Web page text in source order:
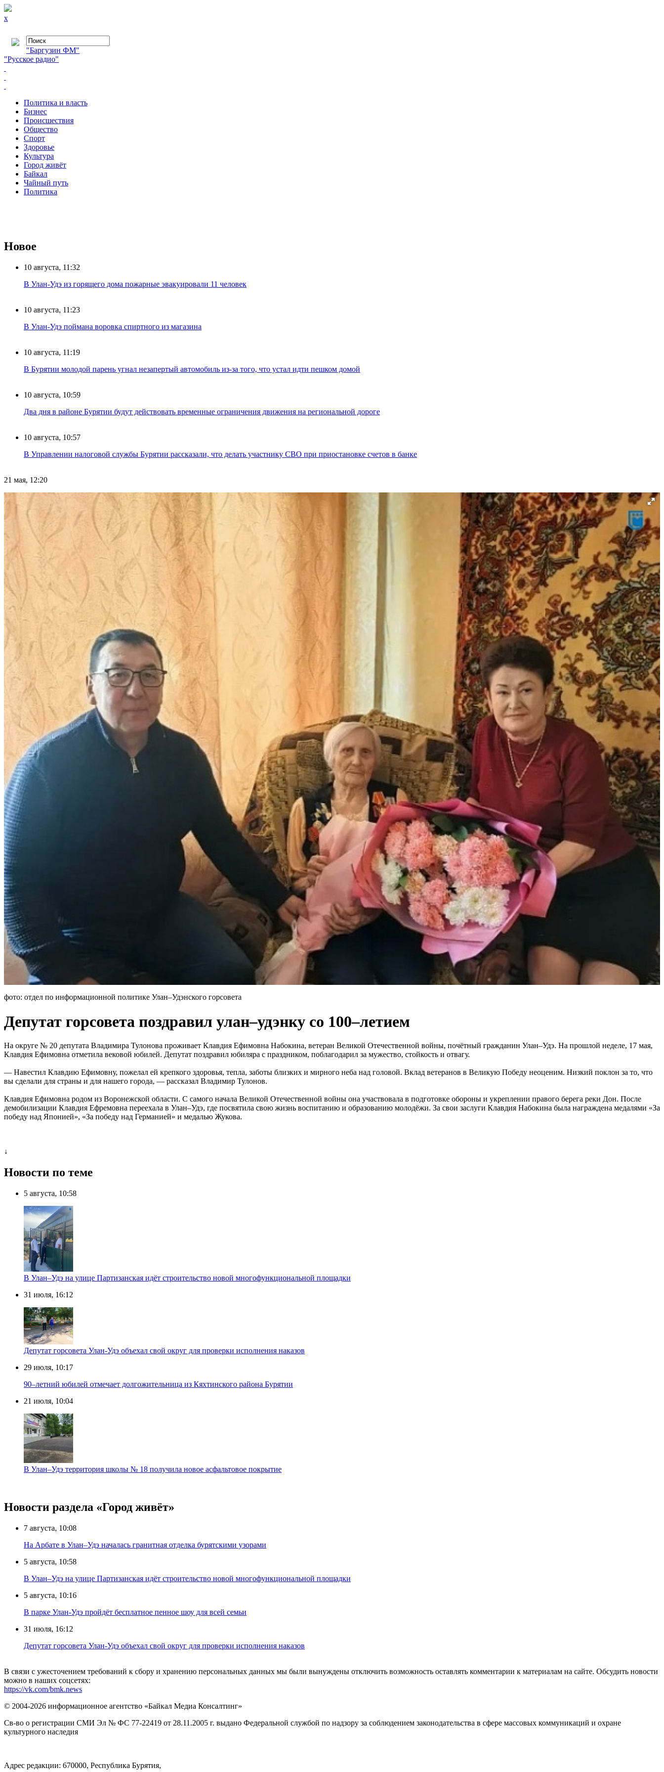
x
"Баргузин ФМ"
"Русское радио"
Политика и власть
Бизнес
Происшествия
Общество
Cпорт
Здоровье
Культура
Город живёт
Байкал
Чайный путь
Политика
Новое
10 августа, 11:32
В Улан-Удэ из горящего дома пожарные эвакуировали 11 человек
10 августа, 11:23
В Улан-Удэ поймана воровка спиртного из магазина
10 августа, 11:19
В Бурятии молодой парень угнал незапертый автомобиль из-за того, что устал идти пешком домой
10 августа, 10:59
Два дня в районе Бурятии будут действовать временные ограничения движения на региональной дороге
10 августа, 10:57
В Управлении налоговой службы Бурятии рассказали, что делать участнику СВО при приостановке счетов в банке
21 мая, 12:20
фото: отдел по информационной политике Улан–Удэнского горсовета
Депутат горсовета поздравил улан–удэнку со 100–летием
На округе № 20 депутата Владимира Тулонова проживает Клавдия Ефимовна Набокина, ветеран Великой Отечественной войны, почётный гражданин Улан–Удэ. На прошлой неделе, 17 мая,
Клавдия Ефимовна отметила вековой юбилей. Депутат поздравил юбиляра с праздником, поблагодарил за мужество, стойкость и отвагу.
— Навестил Клавдию Ефимовну, пожелал ей крепкого здоровья, тепла, заботы близких и мирного неба над головой. Вклад ветеранов в Великую Победу неоценим. Низкий поклон за то, что
вы сделали для страны и для нашего города, — рассказал Владимир Тулонов.
Клавдия Ефимовна родом из Воронежской области. С самого начала Великой Отечественной войны она участвовала в подготовке обороны и укреплении правого берега реки Дон. После
демобилизации Клавдия Ефремовна переехала в Улан–Удэ, где посвятила свою жизнь воспитанию и образованию молодёжи. За свои заслуги Клавдия Набокина была награждена медалями «За
победу над Японией», «За победу над Германией» и медалью Жукова.
↓
Новости по теме
5 августа, 10:58
В Улан–Удэ на улице Партизанская идёт строительство новой многофункциональной площадки
31 июля, 16:12
Депутат горсовета Улан-Удэ объехал свой округ для проверки исполнения наказов
29 июля, 10:17
90–летний юбилей отмечает долгожительница из Кяхтинского района Бурятии
21 июля, 10:04
В Улан–Удэ территория школы № 18 получила новое асфальтовое покрытие
Новости раздела «Город живёт»
7 августа, 10:08
На Арбате в Улан–Удэ началась гранитная отделка бурятскими узорами
5 августа, 10:58
В Улан–Удэ на улице Партизанская идёт строительство новой многофункциональной площадки
5 августа, 10:16
В парке Улан-Удэ пройдёт бесплатное пенное шоу для всей семьи
31 июля, 16:12
Депутат горсовета Улан-Удэ объехал свой округ для проверки исполнения наказов
В связи с ужесточением требований к сбору и хранению персональных данных мы были вынуждены отключить возможность оставлять комментарии к материалам на сайте. Обсудить новости
можно в наших соцсетях:
https://vk.com/bmk.news
© 2004-2026 информационное агентство «Байкал Медиа Консалтинг»
Св-во о регистрации СМИ Эл № ФС 77-22419 от 28.11.2005 г. выдано Федеральной службой по надзору за соблюдением законодательства в сфере массовых коммуникаций и охране
культурного наследия
Адрес редакции: 670000, Республика Бурятия,